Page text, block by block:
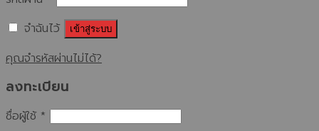
จำฉันไว้
เข้าสู่ระบบ
คุณจำรหัสผ่านไม่ได้?
ลงทะเบียน
ชื่อผู้ใช้ *